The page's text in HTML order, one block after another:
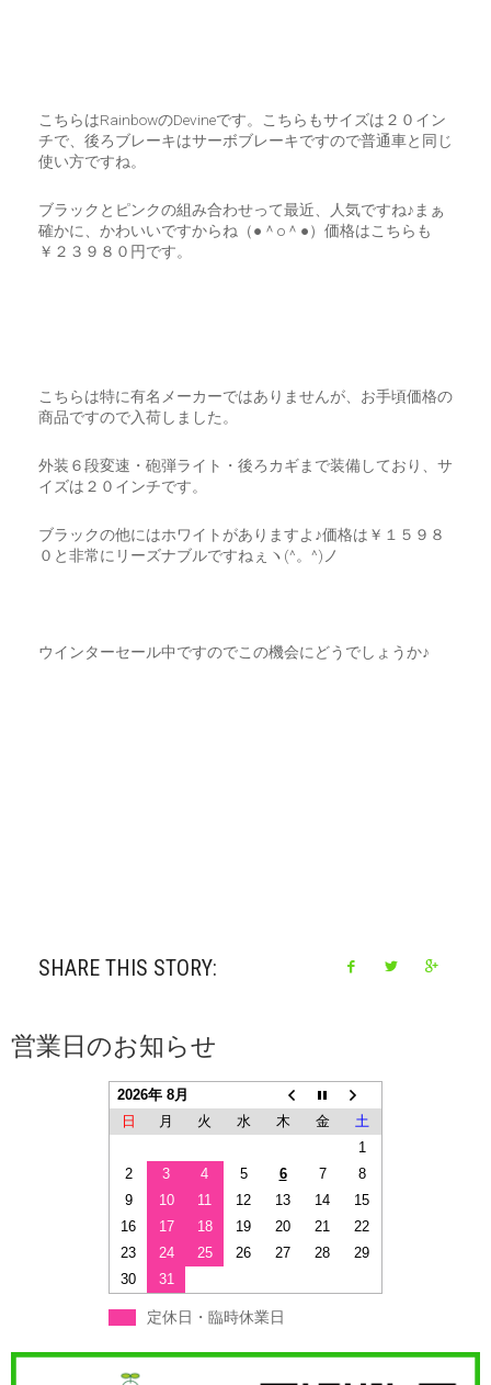
こちらはRainbowのDevineです。こちらもサイズは２０イン
チで、後ろブレーキはサーボブレーキですので普通車と同じ
使い方ですね。
ブラックとピンクの組み合わせって最近、人気ですね♪まぁ
確かに、かわいいですからね（●＾o＾●）価格はこちらも
￥２３９８０円です。
こちらは特に有名メーカーではありませんが、お手頃価格の
商品ですので入荷しました。
外装６段変速・砲弾ライト・後ろカギまで装備しており、サ
イズは２０インチです。
ブラックの他にはホワイトがありますよ♪価格は￥１５９８
０と非常にリーズナブルですねぇヽ(^。^)ノ
ウインターセール中ですのでこの機会にどうでしょうか♪
SHARE THIS STORY:
営業日のお知らせ
2026年 8月
日
月 火 水 木 金
土
1
2
3 4 5 6 7
8
9
10 11 12 13 14
15
16
17 18 19 20 21
22
23
24 25 26 27 28
29
30
31
定休日・臨時休業日